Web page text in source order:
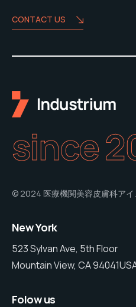
CONTACT US
since
© 2024 医療機関美容皮膚科アイ
New York
523 Sylvan Ave, 5th Floor
Mountain View, CA
Folow us